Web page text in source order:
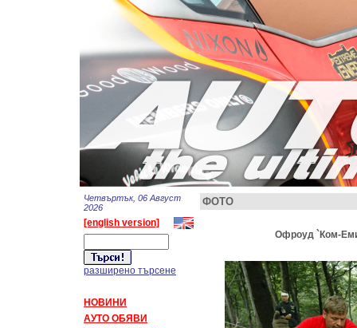
Четвъртък, 06 Август
2026
[english version]
разширено търсене
НОВИНИ
АУТО ОБЯВИ
ФОТО
Офроуд `Ком-